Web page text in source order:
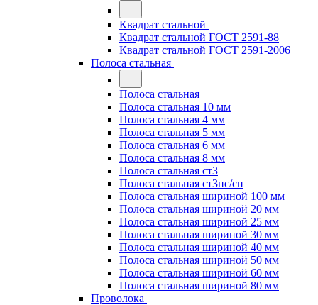
Квадрат стальной
Квадрат стальной ГОСТ 2591-88
Квадрат стальной ГОСТ 2591-2006
Полоса стальная
Полоса стальная
Полоса стальная 10 мм
Полоса стальная 4 мм
Полоса стальная 5 мм
Полоса стальная 6 мм
Полоса стальная 8 мм
Полоса стальная ст3
Полоса стальная ст3пс/сп
Полоса стальная шириной 100 мм
Полоса стальная шириной 20 мм
Полоса стальная шириной 25 мм
Полоса стальная шириной 30 мм
Полоса стальная шириной 40 мм
Полоса стальная шириной 50 мм
Полоса стальная шириной 60 мм
Полоса стальная шириной 80 мм
Проволока